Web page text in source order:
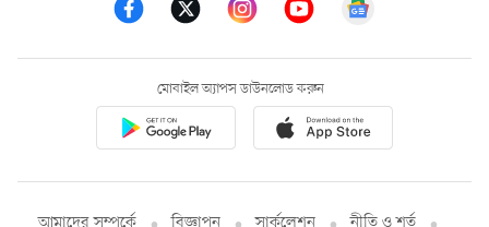
মোবাইল অ্যাপস ডাউনলোড করুন